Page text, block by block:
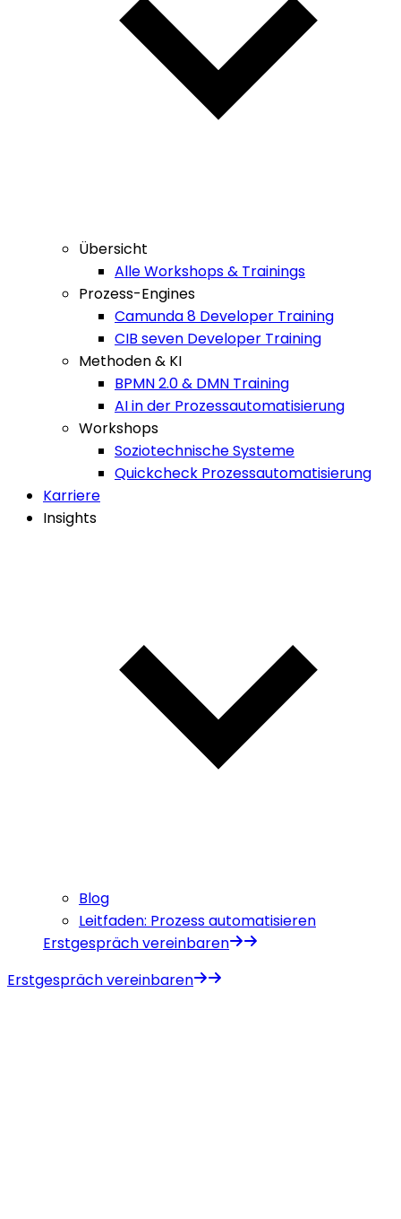
Übersicht
Alle Workshops & Trainings
Prozess-Engines
Camunda 8 Developer Training
CIB seven Developer Training
Methoden & KI
BPMN 2.0 & DMN Training
AI in der Prozessautomatisierung
Workshops
Soziotechnische Systeme
Quickcheck Prozessautomatisierung
Karriere
Insights
Blog
Leitfaden: Prozess automatisieren
Erstgespräch vereinbaren
Erstgespräch vereinbaren